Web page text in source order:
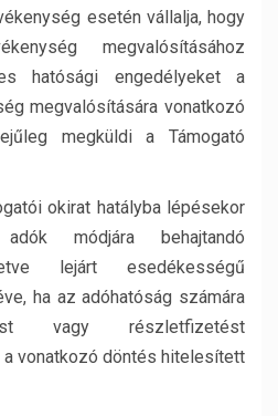
esetén vállalja, hogy
megvalósításához
hatósági engedélyeket a
megvalósítására vonatkozó
megküldi a Támogató
okirat hatályba lépésekor
módjára behajtandó
lejárt esedékességű
ha az adóhatóság számára
vagy részletfizetést
vonatkozó döntés hitelesített